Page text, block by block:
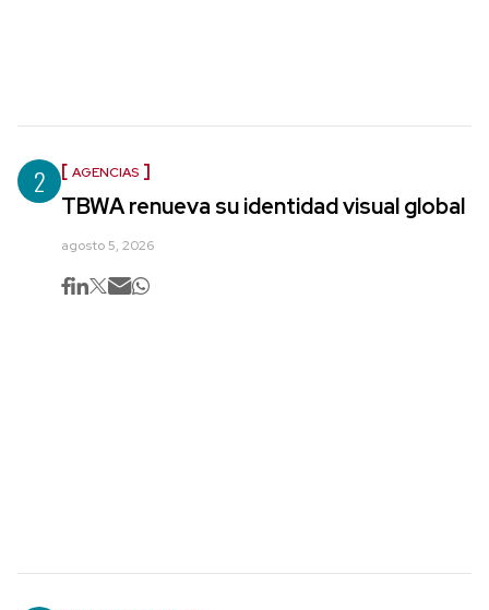
2 AGENCIAS
TBWA renueva su identidad visual global
agosto 5, 2026